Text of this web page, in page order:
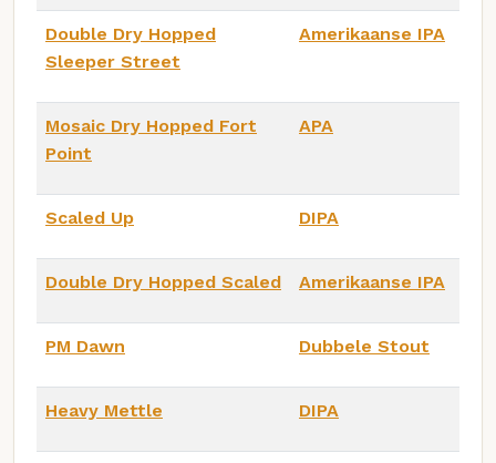
Double Dry Hopped
Sleeper Street
Amerikaanse IPA
Mosaic Dry Hopped Fort
Point
APA
Scaled Up DIPA
Double Dry Hopped Scaled Amerikaanse IPA
PM Dawn Dubbele Stout
Heavy Mettle DIPA